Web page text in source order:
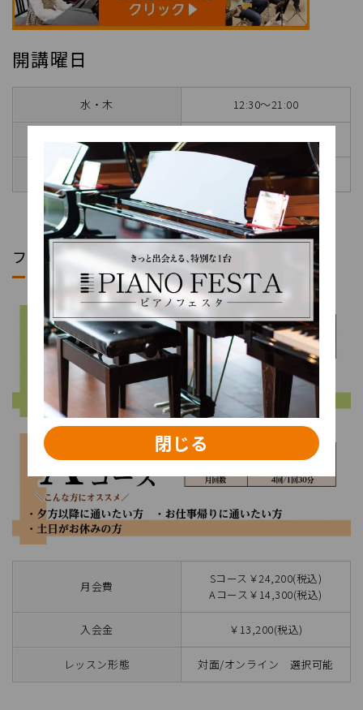
開講曜日
水・木 12:30～21:00
金 12:00～20:30
土・日 10:00～18:30
フルタイムレッスン（S・Aコース）
月会費
Sコース￥24,200(税込)
Aコース￥14,300(税込)
入会金 ￥13,200(税込)
レッスン形態 対面/オンライン 選択可能
閉じる